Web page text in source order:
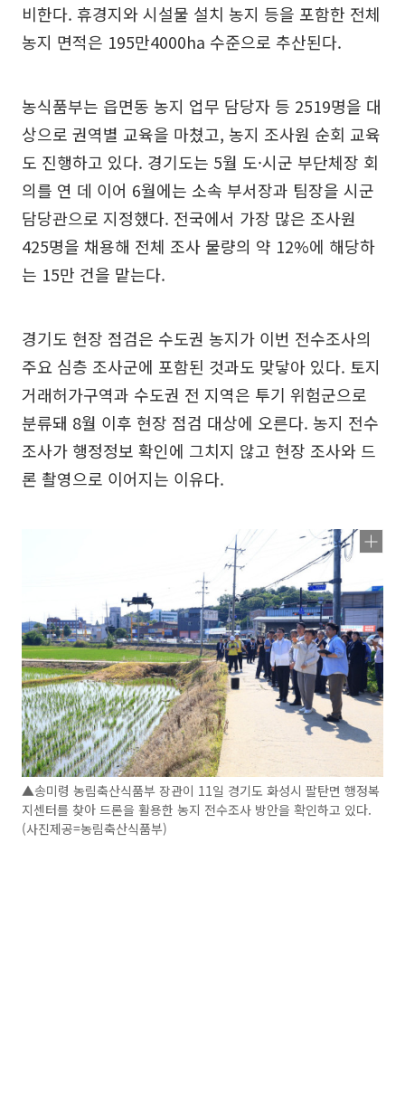
비한다. 휴경지와 시설물 설치 농지 등을 포함한 전체
농지 면적은 195만4000ha 수준으로 추산된다.
농식품부는 읍면동 농지 업무 담당자 등 2519명을 대
상으로 권역별 교육을 마쳤고, 농지 조사원 순회 교육
도 진행하고 있다. 경기도는 5월 도·시군 부단체장 회
의를 연 데 이어 6월에는 소속 부서장과 팀장을 시군
담당관으로 지정했다. 전국에서 가장 많은 조사원
425명을 채용해 전체 조사 물량의 약 12%에 해당하
는 15만 건을 맡는다.
경기도 현장 점검은 수도권 농지가 이번 전수조사의
주요 심층 조사군에 포함된 것과도 맞닿아 있다. 토지
거래허가구역과 수도권 전 지역은 투기 위험군으로
분류돼 8월 이후 현장 점검 대상에 오른다. 농지 전수
조사가 행정정보 확인에 그치지 않고 현장 조사와 드
론 촬영으로 이어지는 이유다.
▲송미령 농림축산식품부 장관이 11일 경기도 화성시 팔탄면 행정복
지센터를 찾아 드론을 활용한 농지 전수조사 방안을 확인하고 있다.
(사진제공=농림축산식품부)